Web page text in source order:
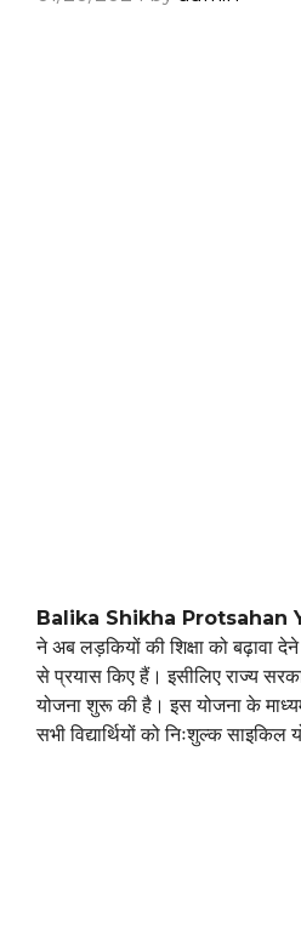
Balika Shikha Protsahan
ने अब लड़कियों की शिक्षा को बढ़ावा
से प्रयास किए हैं। इसीलिए राज्य
योजना शुरू की है। इस योजना के
सभी विद्यार्थियों को निःशुल्क साइकिल